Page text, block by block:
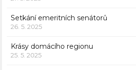
Setkání emeritních senátorů
26. 5. 2025
Krásy domácího regionu
25. 5. 2025